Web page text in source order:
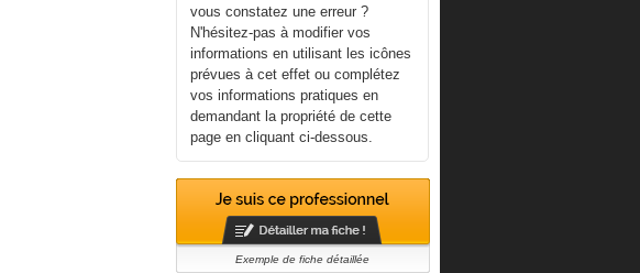
vous constatez une erreur ?
N'hésitez-pas à modifier vos
informations en utilisant les icônes
prévues à cet effet ou complétez
vos informations pratiques en
demandant la propriété de cette
page en cliquant ci-dessous.
Exemple de fiche détaillée